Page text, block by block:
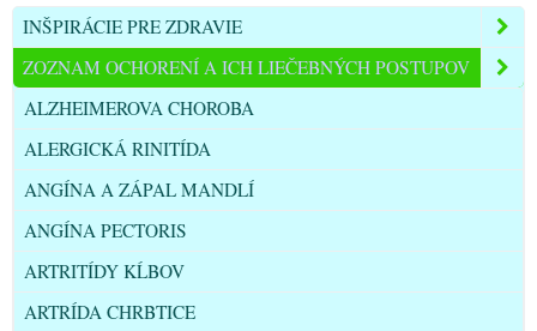
INŠPIRÁCIE PRE ZDRAVIE
ZOZNAM OCHORENÍ A ICH LIEČEBNÝCH POSTUPOV
ALZHEIMEROVA CHOROBA
ALERGICKÁ RINITÍDA
ANGÍNA A ZÁPAL MANDLÍ
ANGÍNA PECTORIS
ARTRITÍDY KĹBOV
ARTRÍDA CHRBTICE